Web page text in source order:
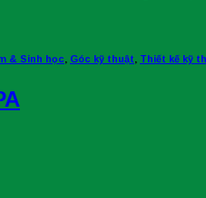
& Sinh học Góc kỹ thuật Thiết kế kỹ